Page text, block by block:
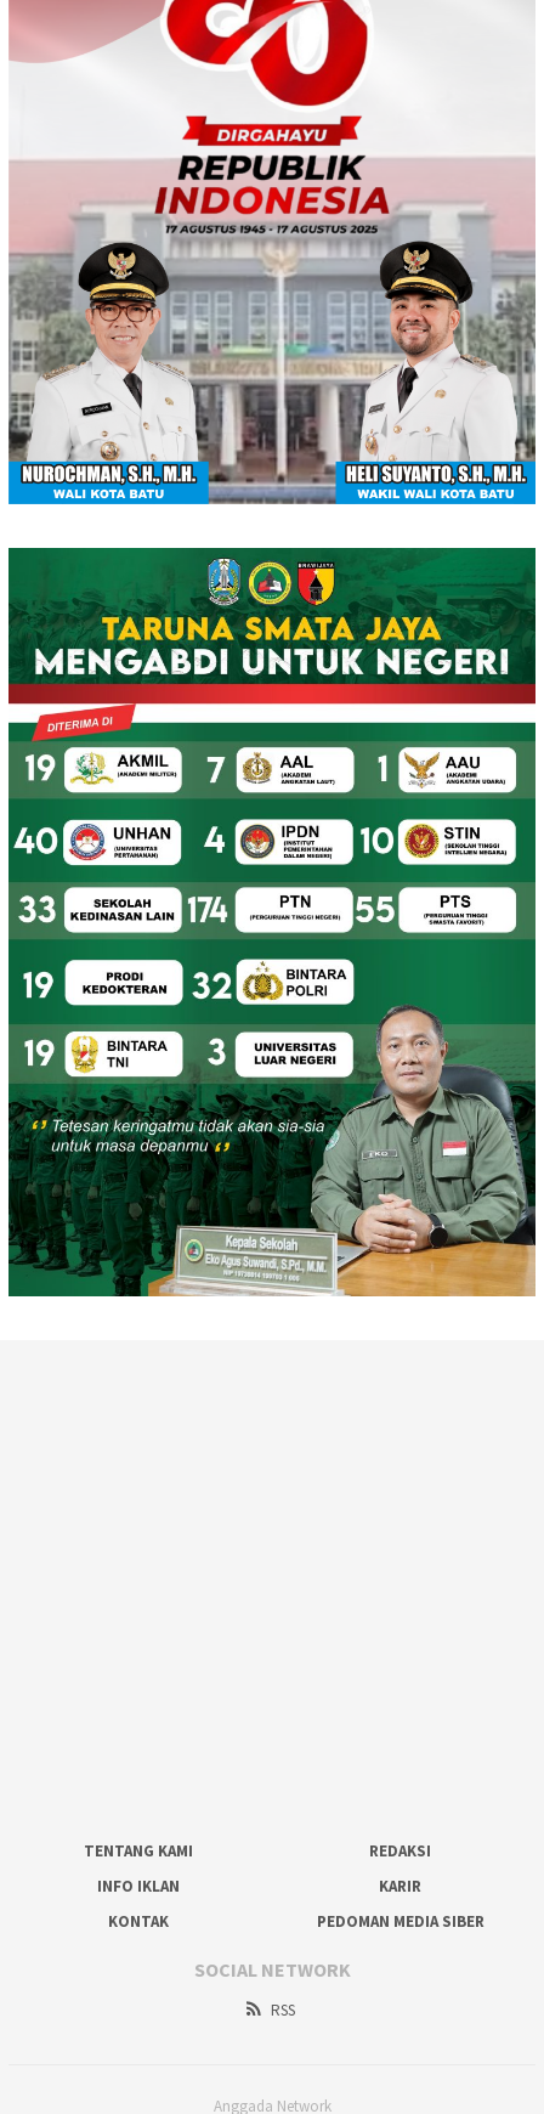
TENTANG KAMI
REDAKSI
INFO IKLAN
KARIR
KONTAK
PEDOMAN MEDIA SIBER
SOCIAL NETWORK
RSS
Anggada Network